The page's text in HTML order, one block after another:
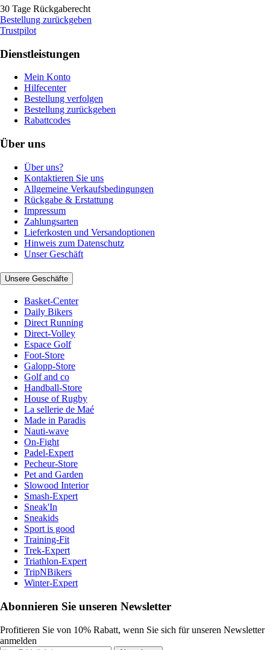
30 Tage Rückgaberecht
Bestellung zurückgeben
Trustpilot
Dienstleistungen
Mein Konto
Hilfecenter
Bestellung verfolgen
Bestellung zurückgeben
Rabattcodes
Über uns
Über uns?
Kontaktieren Sie uns
Allgemeine Verkaufsbedingungen
Rückgabe & Erstattung
Impressum
Zahlungsarten
Lieferkosten und Versandoptionen
Hinweis zum Datenschutz
Unser Geschäft
Unsere Geschäfte
Basket-Center
Daily Bikers
Direct Running
Direct-Volley
Espace Golf
Foot-Store
Galopp-Store
Golf and co
Handball-Store
House of Rugby
La sellerie de Maé
Made in Paradis
Nauti-wave
On-Fight
Padel-Expert
Pecheur-Store
Pet and Garden
Slowood Interior
Smash-Expert
Sneak'In
Sneakids
Sport is good
Training-Fit
Trek-Expert
Triathlon-Expert
TripNBikers
Winter-Expert
Abonnieren Sie unseren Newsletter
Profitieren Sie von 10% Rabatt, wenn Sie sich für unseren Newsletter
anmelden